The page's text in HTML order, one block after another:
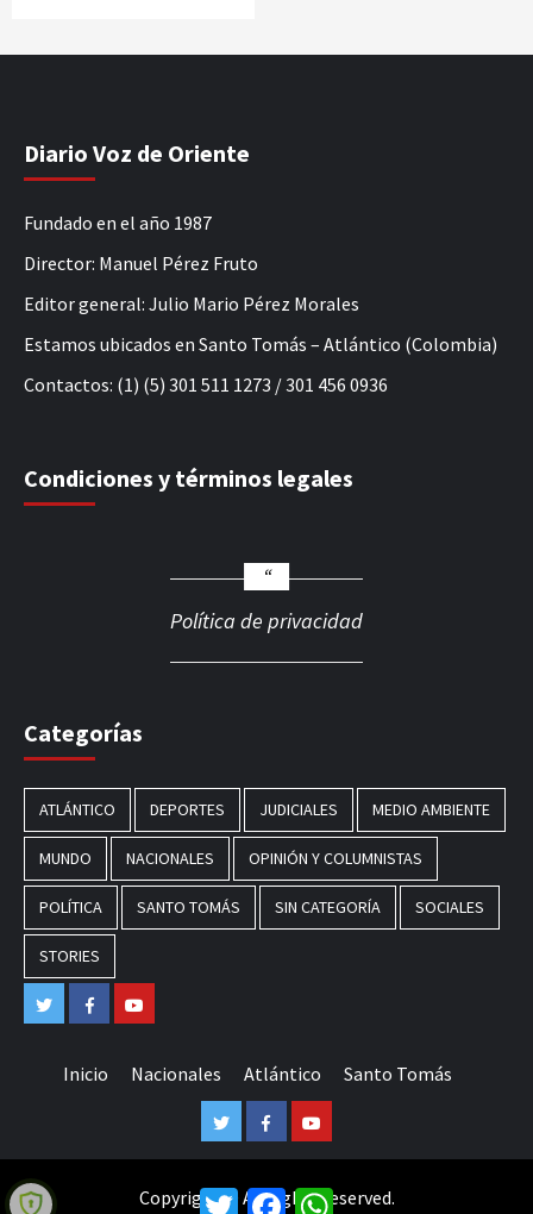
Diario Voz de Oriente
Fundado en el año 1987
Director: Manuel Pérez Fruto
Editor general: Julio Mario Pérez Morales
Estamos ubicados en Santo Tomás – Atlántico (Colombia)
Contactos: (1) (5) 301 511 1273 / 301 456 0936
Condiciones y términos legales
Política de privacidad
Categorías
ATLÁNTICO DEPORTES JUDICIALES MEDIO AMBIENTE
MUNDO NACIONALES OPINIÓN Y COLUMNISTAS
POLÍTICA SANTO TOMÁS SIN CATEGORÍA SOCIALES
STORIES
TwitterFacebook
Inicio Nacionales Atlántico Santo Tomás
TwitterFacebookYoutube
Copyright © All rights reserved.
TwitterFacebookWhatsApp